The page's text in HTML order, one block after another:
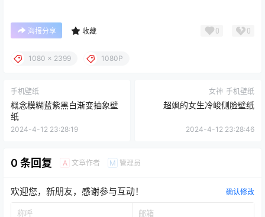
海报分享 收藏 0 0
1080 x 2399 1080P
手机壁纸
概念模糊蓝紫黑白渐变抽象壁
纸
2024-4-12 23:28:19
女神 手机壁纸
超飒的女生冷峻侧脸壁纸
2024-4-12 23:28:46
0 条回复 A 文章作者 M 管理员
欢迎您，新朋友，感谢参与互动！ 确认修改